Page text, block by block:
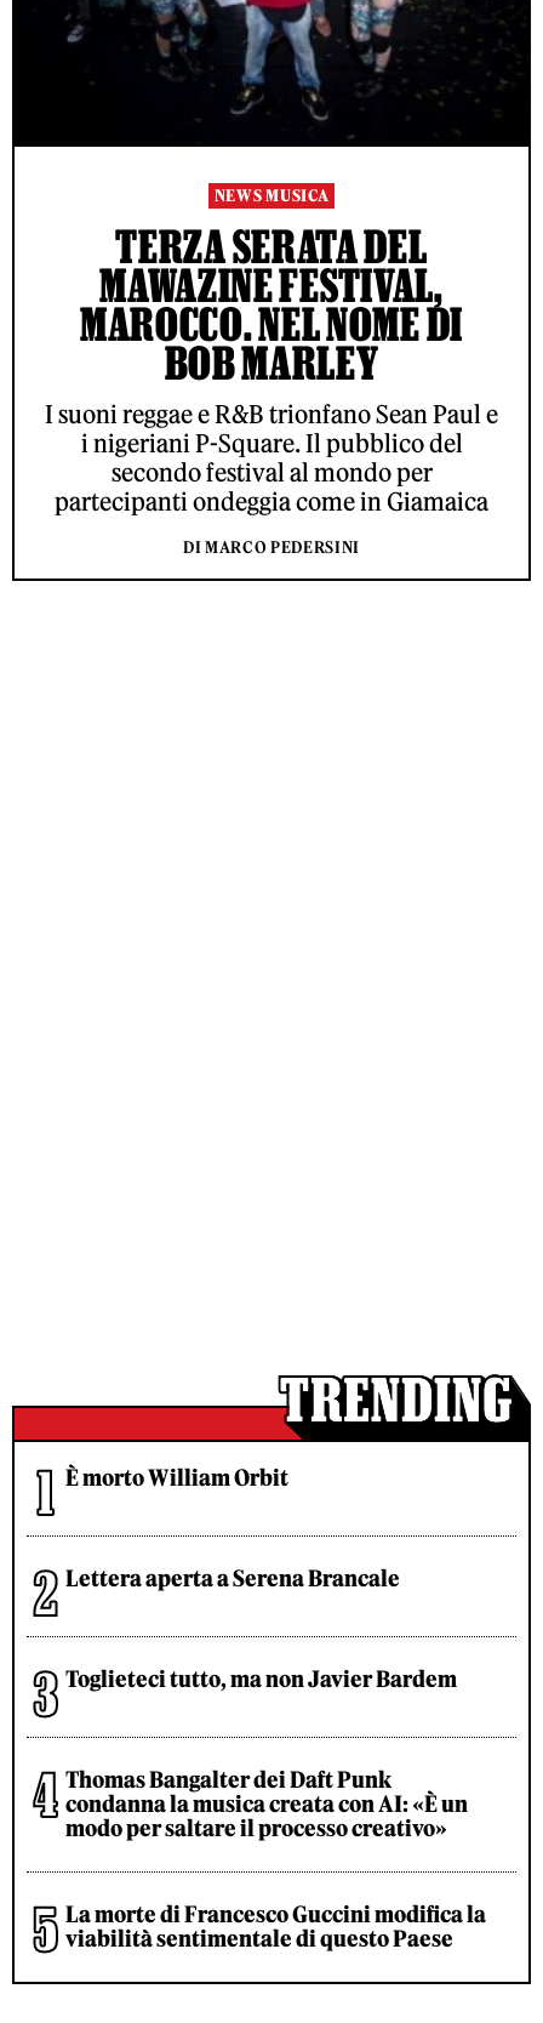
NEWS MUSICA
TERZA SERATA DEL
MAWAZINE FESTIVAL,
MAROCCO. NEL NOME DI
BOB MARLEY
I suoni reggae e R&B trionfano Sean Paul e
i nigeriani P-Square. Il pubblico del
secondo festival al mondo per
partecipanti ondeggia come in Giamaica
DI MARCO PEDERSINI
È morto William Orbit
Lettera aperta a Serena Brancale
Toglieteci tutto, ma non Javier Bardem
Thomas Bangalter dei Daft Punk
condanna la musica creata con AI: «È un
modo per saltare il processo creativo»
La morte di Francesco Guccini modifica la
viabilità sentimentale di questo Paese